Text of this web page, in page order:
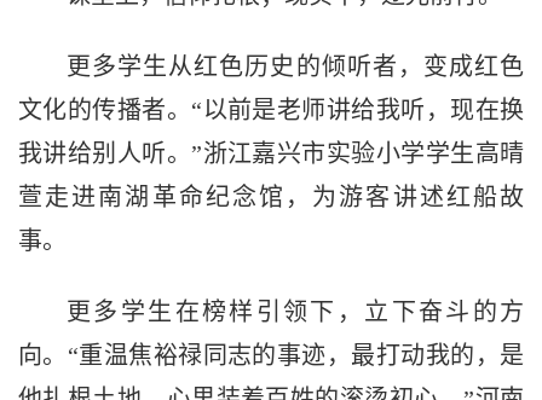
更多学生从红色历史的倾听者，变成红色
文化的传播者。“以前是老师讲给我听，现在换
我讲给别人听。”浙江嘉兴市实验小学学生高晴
萱走进南湖革命纪念馆，为游客讲述红船故
事。
更多学生在榜样引领下，立下奋斗的方
向。“重温焦裕禄同志的事迹，最打动我的，是